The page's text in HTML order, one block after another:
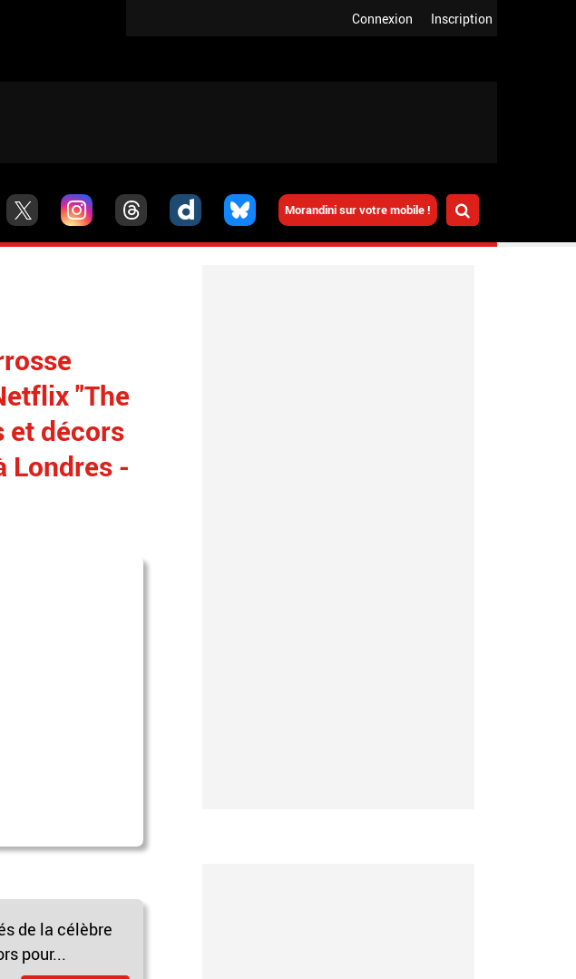
Inscription
Connexion
Morandini sur votre mobile !
"The
et décors
Londres -
de la célèbre
pour...